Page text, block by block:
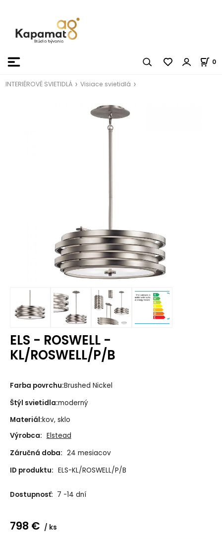
0
INTERIÉROVÉ SVIETIDLÁ Visiace svietidlá
ELS - ROSWELL -
KL/ROSWELL/P/B
Farba povrchu:Brushed Nickel
Štýl svietidla:moderný
Materiál:kov, sklo
Výrobca: Elstead
Záručná doba: 24 mesiacov
ID produktu: ELS-KL/ROSWELL/P/B
Dostupnosť: 7 -14 dní
798 € ks